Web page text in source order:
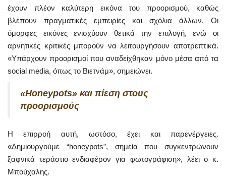
έχουν πλέον καλύτερη εικόνα του προορισμού, καθώς
βλέπουν πραγματικές εμπειρίες και σχόλια άλλων. Οι
όμορφες εικόνες ενισχύουν θετικά την επιλογή, ενώ οι
αρνητικές κριτικές μπορούν να λειτουργήσουν αποτρεπτικά.
«Υπάρχουν προορισμοί που αναδείχθηκαν μόνο μέσα από τα
social media, όπως το Βιετνάμ», σημειώνει.
«Honeypots» και πίεση στους
προορισμούς
Η επιρροή αυτή, ωστόσο, έχει και παρενέργειες.
«Δημιουργούμε “honeypots”, σημεία που συγκεντρώνουν
ξαφνικά τεράστιο ενδιαφέρον για φωτογράφιση», λέει ο κ.
Μπούχαλης.